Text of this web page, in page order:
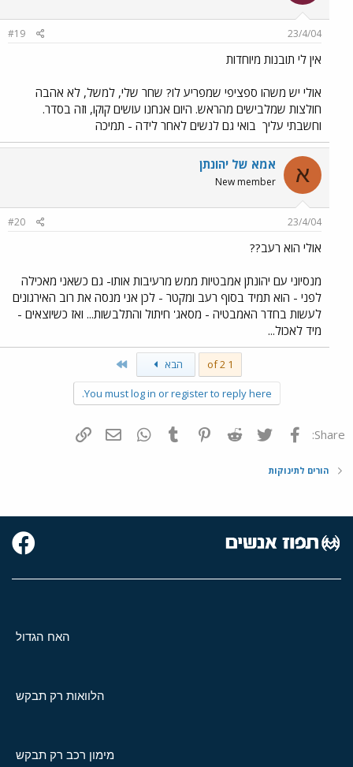
23/4/04
#19
אין לי תובנות מיוחדות
אולי יש משהו ספציפי שמפריע לו? שחר שלי, למשל, לא אהבה
חולצות שמלבישים מהראש. היום אנחנו עושים קוקו, וזה בסדר.
וחשבתי עליך בואי גם לנשים לאחר לידה - תמיכה
א אמא של יהונתן
New member
23/4/04
#20
אולי הוא רעב??
מנסיוני עם יהונתן אמבטיות ממש מרעיבות אותו- גם כשאני מאכילה
לפני - הוא תמיד בסוף רעב ומקטר - לכן אני מנסה את רוב האירגונים
לעשות בחדר האמבטיה - מסאג' חיתול והתלבשות... ואז כשיוצאים -
מיד לאכול...
1 of 2 הבא
You must log in or register to reply here.
Share: פייסבוק Twitter
Reddit
Pinterest
Tumblr
WhatsAppדואר אלקטרוני
הורים לתינוקות
האח הגדול
הלוואות רק תבקש
מימון רכב רק תבקש